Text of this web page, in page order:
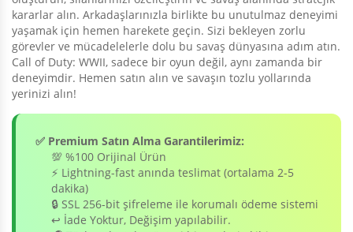
kararlar alın. Arkadaşlarınızla birlikte bu unutulmaz deneyimi
yaşamak için hemen harekete geçin. Sizi bekleyen zorlu
görevler ve mücadelelerle dolu bu savaş dünyasına adım atın.
Call of Duty: WWII, sadece bir oyun değil, aynı zamanda bir
deneyimdir. Hemen satın alın ve savaşın tozlu yollarında
yerinizi alın!
✅ Premium Satın Alma Garantilerimiz:
💯 %100 Orijinal Ürün
⚡ Lightning-fast anında teslimat (ortalama 2-5
dakika)
🔒 SSL 256-bit şifreleme ile korumalı ödeme sistemi
↩️ İade Yoktur, Değişim yapılabilir.